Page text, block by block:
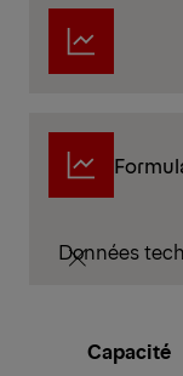
Données
Capacité